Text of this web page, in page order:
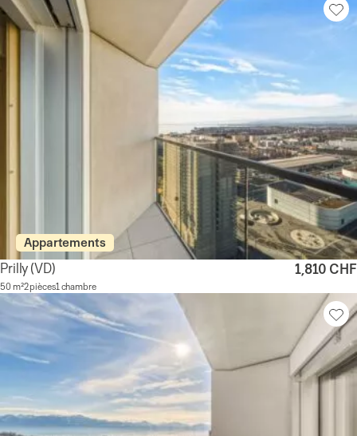
Appartements
Prilly(VD)
50 m²2 pièces1 chambre
1,810 CHF